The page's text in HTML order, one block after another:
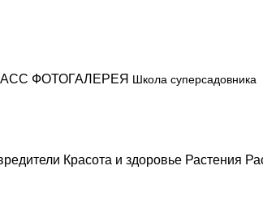
ФОТОГАЛЕРЕЯ Школа суперсадовника
Красота и здоровье Растения